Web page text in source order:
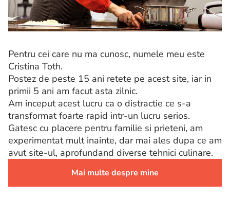
Pentru cei care nu ma cunosc, numele meu este
Cristina Toth.
Postez de peste 15 ani retete pe acest site, iar in
primii 5 ani am facut asta zilnic.
Am inceput acest lucru ca o distractie ce s-a
transformat foarte rapid intr-un lucru serios.
Gatesc cu placere pentru familie si prieteni, am
experimentat mult inainte, dar mai ales dupa ce am
avut site-ul, aprofundand diverse tehnici culinare.
Mai multe despre mine